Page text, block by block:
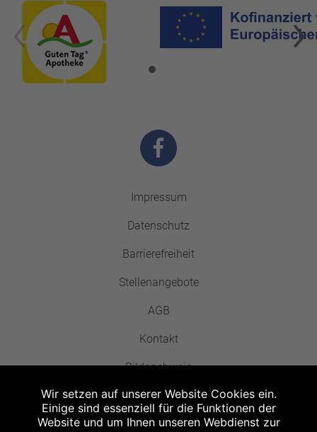
Impressum
Datenschutz
Barrierefreiheit
Stellenangebote
AGB
Kontakt
Bildnachweis
Wir setzen auf unserer Website Cookies ein.
Einige sind essenziell für die Funktionen der
Website und um Ihnen unseren Webdienst zur